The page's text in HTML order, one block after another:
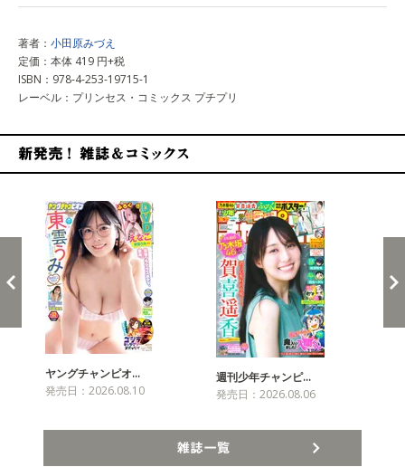
著者： 小田原みづえ
定価：本体 419 円+税
ISBN：978-4-253-19715-1
レーベル：プリンセス・コミックス プチプリ
ヤングチャンピオ…
発売日：2026.08.10
週刊少年チャンピ…
発売日：2026.08.06